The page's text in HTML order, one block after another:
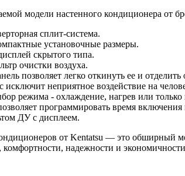
модели настенного кондиционера от
сплит-система.
установочные размеры.
скрытого типа.
очистки воздуха.
позволяет легко откинуть ее и
исключит неприятное воздействие на
режима - охлаждение, нагрев или только
программировать время
ДУ с дисплеем.
от Kentatsu — это обширный
комфортности, надежности и